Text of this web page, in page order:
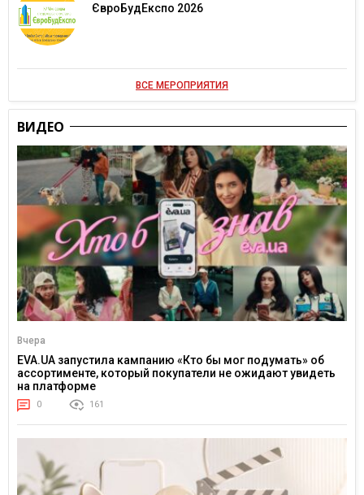
ЄвроБудЕкспо 2026
ВСЕ МЕРОПРИЯТИЯ
ВИДЕО
Вчера
EVA.UA запустила кампанию «Кто бы мог подумать» об
ассортименте, который покупатели не ожидают увидеть
на платформе
0 161